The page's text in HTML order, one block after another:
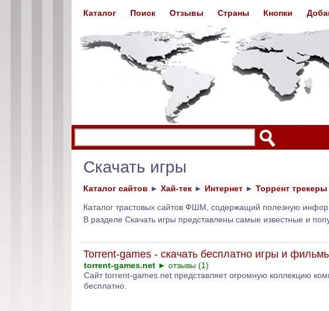
Скачать игры
Каталог сайтов ► Хай-тек ► Интернет ► Торрент трекеры
Каталог трастовых сайтов ФШМ, содержащий полезную
В разделе Скачать игры представлены самые известные и
Torrent-games - скачать бесплатно игры и
torrent-games.net ► отзывы (1)
Сайт torrent-games.net представляет огромную коллекцию
бесплатно.
Каталог Поиск Отзывы Страны Кнопки